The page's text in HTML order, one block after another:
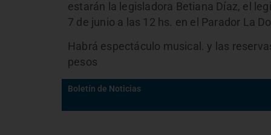
estarán la legisladora Betiana Díaz, el
7 de junio a las 12 hs. en el Parador La
Habrá espectáculo musical. y las
pesos
Boletín de Noticias